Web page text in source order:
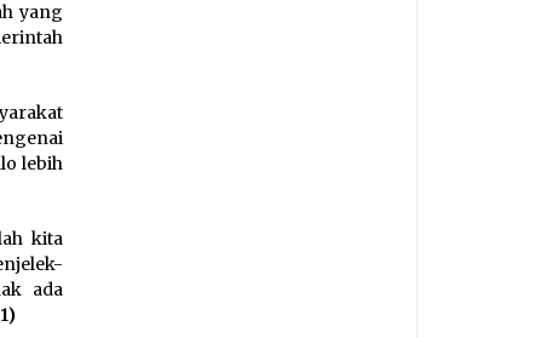
yang
lebih
kita
ada